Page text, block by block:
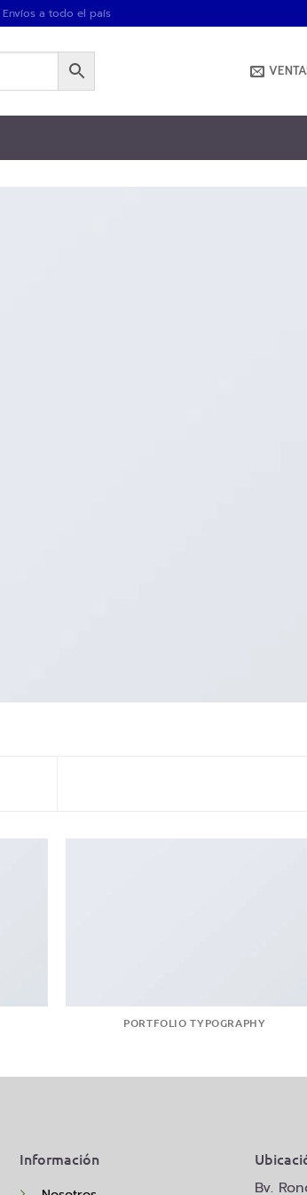
Envíos a todo el país
PORTFOLIO TYPOGRAPHY
Información
Bv.